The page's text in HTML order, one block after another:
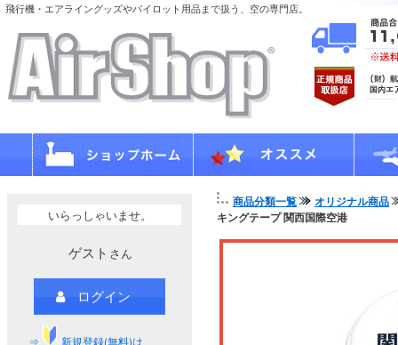
飛行機・エアライングッズやパイロット用品まで扱う、空の専門店。
いらっしゃいませ。
ゲスト さん
ログイン
⇒
新規登録(無料)は
商品分類一覧
オリジナル商品
キングテープ 関西国際空港